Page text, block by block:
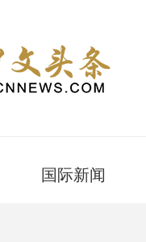
国际新闻